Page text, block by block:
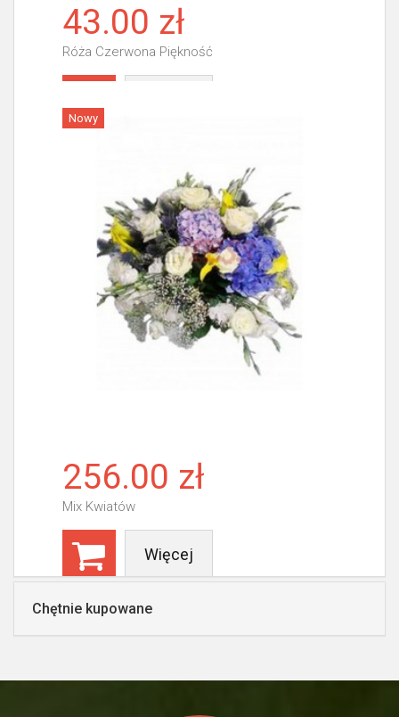
43.00 zł
Róża Czerwona Piękność
Nowy
256.00 zł
Mix Kwiatów
Więcej
Chętnie kupowane